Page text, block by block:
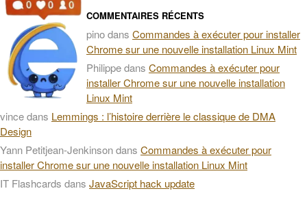
COMMENTAIRES RÉCENTS
pinodans Commandes à exécuter pour installer
Chrome sur une nouvelle installation Linux Mint
Philippedans Commandes à exécuter pour
installer Chrome sur une nouvelle installation
Linux Mint
vincedans Lemmings : l’histoire derrière le classique de DMA
Design
Yann Petitjean-Jenkinsondans Commandes à exécuter pour
installer Chrome sur une nouvelle installation Linux Mint
IT Flashcards dans JavaScript hack update